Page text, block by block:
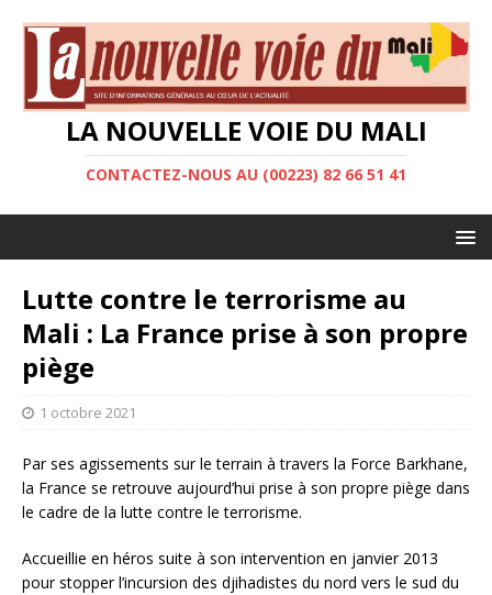
LA NOUVELLE VOIE DU MALI
CONTACTEZ-NOUS AU (00223) 82 66 51 41
Lutte contre le terrorisme au
Mali : La France prise à son propre
piège
1 octobre 2021
Par ses agissements sur le terrain à travers la Force Barkhane,
la France se retrouve aujourd’hui prise à son propre piège dans
le cadre de la lutte contre le terrorisme.
Accueillie en héros suite à son intervention en janvier 2013
pour stopper l’incursion des djihadistes du nord vers le sud du